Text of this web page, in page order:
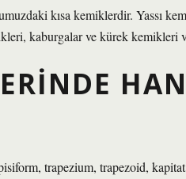
kısa kemiklerdir. Yassı
kaburgalar ve kürek kemikleri
trapezium, trapezoid,